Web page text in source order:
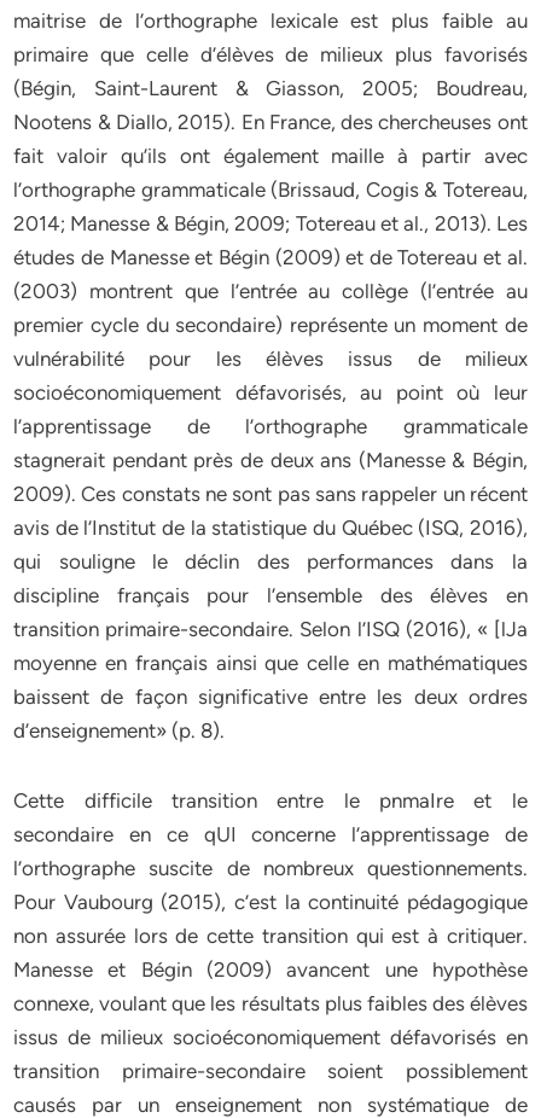
maitrise de l’orthographe lexicale est plus faible au
primaire que celle d’élèves de milieux plus favorisés
(Bégin, Saint-Laurent & Giasson, 2005; Boudreau,
Nootens & Diallo, 2015). En France, des chercheuses ont
fait valoir qu’ils ont également maille à partir avec
l’orthographe grammaticale (Brissaud, Cogis & Totereau,
2014; Manesse & Bégin, 2009; Totereau et al., 2013). Les
études de Manesse et Bégin (2009) et de Totereau et al.
(2003) montrent que l’entrée au collège (l’entrée au
premier cycle du secondaire) représente un moment de
vulnérabilité pour les élèves issus de milieux
socioéconomiquement défavorisés, au point où leur
l’apprentissage de l’orthographe grammaticale
stagnerait pendant près de deux ans (Manesse & Bégin,
2009). Ces constats ne sont pas sans rappeler un récent
avis de l’Institut de la statistique du Québec (ISQ, 2016),
qui souligne le déclin des performances dans la
discipline français pour l’ensemble des élèves en
transition primaire-secondaire. Selon l’ISQ (2016), « [lJa
moyenne en français ainsi que celle en mathématiques
baissent de façon significative entre les deux ordres
d’enseignement» (p. 8).
Cette difficile transition entre le pnmaIre et le
secondaire en ce qUI concerne l’apprentissage de
l’orthographe suscite de nombreux questionnements.
Pour Vaubourg (2015), c’est la continuité pédagogique
non assurée lors de cette transition qui est à critiquer.
Manesse et Bégin (2009) avancent une hypothèse
connexe, voulant que les résultats plus faibles des élèves
issus de milieux socioéconomiquement défavorisés en
transition primaire-secondaire soient possiblement
causés par un enseignement non systématique de